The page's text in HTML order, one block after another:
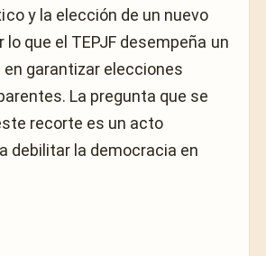
y la elección de un nuevo
lo que el TEPJF desempeña un
garantizar elecciones
La pregunta que se
recorte es un acto
debilitar la democracia en